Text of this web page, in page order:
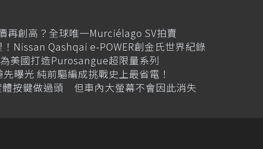
再創高？全球唯一Murciélago SV拍賣
Nissan Qashqai e-POWER創金氏世界紀錄
美國打造Purosangue超限量系列
曝光 純前驅編成挑戰史上最省電！
按鍵做過頭 但車內大螢幕不會因此消失